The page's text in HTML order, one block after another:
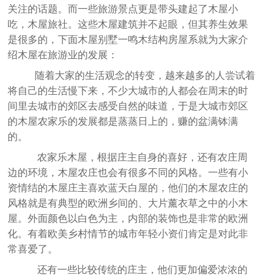
关注的话题。而一些旅游景点更是带头建起了木屋小
吃，木屋旅社。这些木屋建筑并不起眼，但其养生效果
是很多的，下面木屋别墅一鸣木结构房屋系就为大家介
绍木屋在旅游业的发展：
随着大家的生活观念的转变，越来越多的人尝试着
将自己的生活慢下来，不少大城市的人都会在周末的时
间里去城市的郊区去感受自然的味道，于是大城市郊区
的木屋农家乐的发展都是蒸蒸日上的，赚的盆满钵满
的。
农家乐木屋，根据庄主自身的喜好，还有农庄周
边的环境，木屋农庄也会有很多不同的风格。一些有小
资情结的木屋庄主喜欢蓝天白屋的，他们的木屋农庄的
风格就是有典型的欧洲乡间的、大片薰衣草之中的小木
屋。外面颜色以白色为主，内部的装饰也是非常的欧洲
化。有着欧美乡村情节的城市年轻小资们肯定是对此非
常喜爱了。
还有一些比较传统的庄主，他们更加偏爱浓浓的